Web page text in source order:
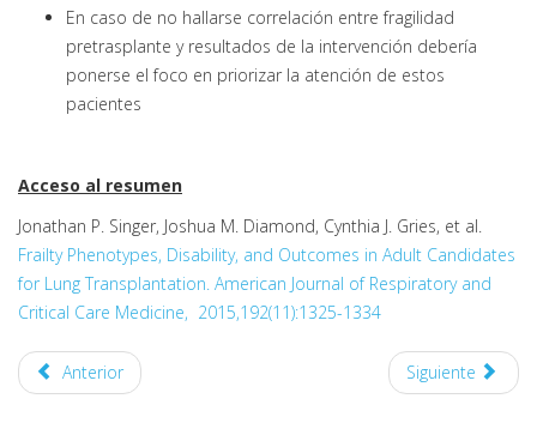
En caso de no hallarse correlación entre fragilidad
pretrasplante y resultados de la intervención debería
ponerse el foco en priorizar la atención de estos
pacientes
Acceso al resumen
Jonathan P. Singer, Joshua M. Diamond, Cynthia J. Gries, et al.
Frailty Phenotypes, Disability, and Outcomes in Adult Candidates
for Lung Transplantation. American Journal of Respiratory and
Critical Care Medicine, 2015,192(11):1325-1334
Anterior Siguiente